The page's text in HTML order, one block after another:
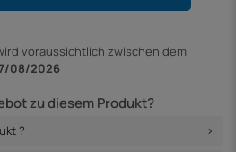
voraussichtlich zwischen dem
08/2026
zu diesem Produkt?
?